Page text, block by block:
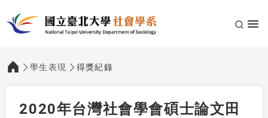
::: 學生表現 得獎紀錄
2020年台灣社會學會碩士論文田